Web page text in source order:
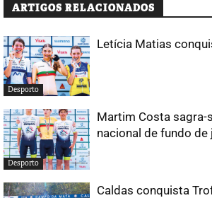
ARTIGOS RELACIONADOS
Desporto
Letícia Matias
Desporto
Martim Costa sagra-
nacional de fundo de
Caldas conquista